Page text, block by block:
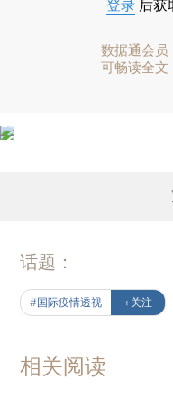
登录 后获
数据通会员
可畅读全文
话题：
#国际疫情透视 +关注
相关阅读